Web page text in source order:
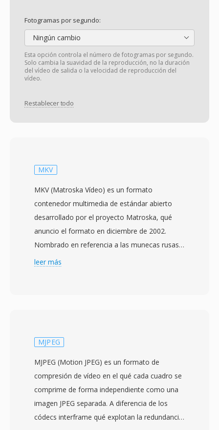
Fotogramas por segundo:
Ningún cambio
Esta opción controla el número de fotogramas por segundo.
Solo cambia la suavidad de la reproducción, no la duración
del vídeo de salida o la velocidad de reproducción del
vídeo.
Restablecer todo
MKV
MKV (Matroska Vídeo) es un formato
contenedor multimedia de estándar abierto
desarrollado por el proyecto Matroska, qué
anuncio el formato en diciembre de 2002.
Nombrado en referencia a las munecas rusas
matrioshka, el formato está construido sobre
pistas de vídeo, audio y subtítulos dentro de un
HEVC hasta VP9 y AV1 para vídeo, y AAC, FLAC,
Opus y DTS para audio. Una caracteristica
destacada es el soporte completo de
subtítulos, manejando formatos desde texto
SRT simple hasta subtítulos ASS con estilo
leer más
MJPEG
MJPEG (Motion JPEG) es un formato de
compresión de vídeo en el qué cada cuadro se
comprime de forma independiente como una
imagen JPEG separada. A diferencia de los
códecs interframe qué explotan la redundancia